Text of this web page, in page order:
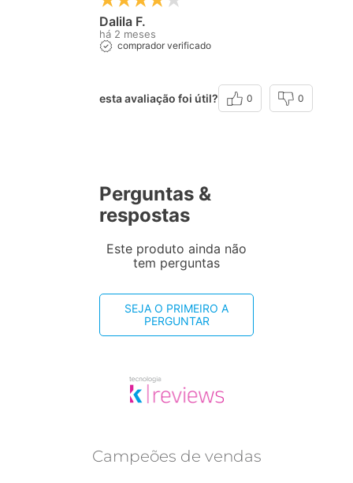
Dalila F.
há 2 meses
comprador verificado
esta avaliação foi útil? 0 0
Perguntas &
respostas
Este produto ainda não
tem perguntas
SEJA O PRIMEIRO A
PERGUNTAR
Campeões de vendas